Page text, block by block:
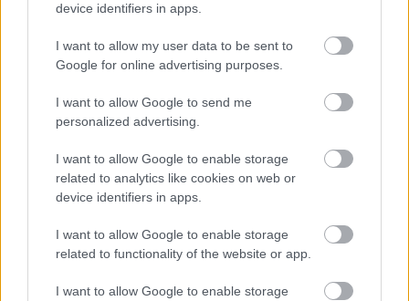
device identifiers in apps.
I want to allow my user data to be sent to
Google for online advertising purposes.
I want to allow Google to send me
personalized advertising.
I want to allow Google to enable storage
related to analytics like cookies on web or
device identifiers in apps.
I want to allow Google to enable storage
related to functionality of the website or app.
I want to allow Google to enable storage
Kopi3.14
14 éve
Az utolsó háromnegyedet is posztolni kellene.
GOLAZ111
14 éve